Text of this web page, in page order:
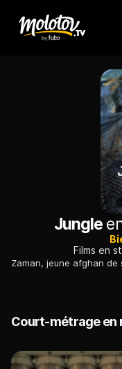
Jungle
Films en
Court-métrage en